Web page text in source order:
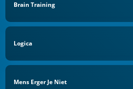
Brain Training
Logica
Mens Erger Je Niet